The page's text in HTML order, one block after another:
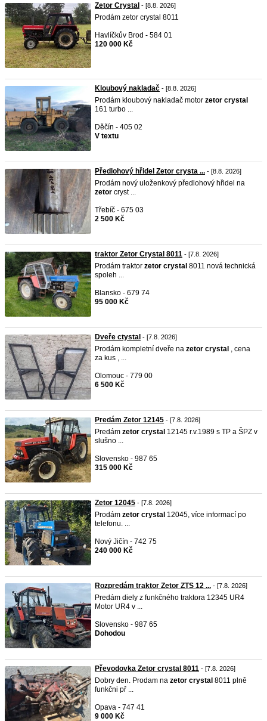
Zetor Crystal - [8.8. 2026]
Prodám zetor crystal 8011
Havlíčkův Brod - 584 01
120 000 Kč
Kloubový nakladač - [8.8. 2026]
Prodám kloubový nakladač motor zetor crystal
161 turbo ...
Děčín - 405 02
V textu
Předlohový hřidel Zetor crysta ... - [8.8. 2026]
Prodám nový uloženkový předlohový hřidel na
zetor cryst ...
Třebíč - 675 03
2 500 Kč
traktor Zetor Crystal 8011 - [7.8. 2026]
Prodám traktor zetor crystal 8011 nová technická
spoleh ...
Blansko - 679 74
95 000 Kč
Dveře ctystal - [7.8. 2026]
Prodám kompletní dveře na zetor crystal , cena
za kus , ...
Olomouc - 779 00
6 500 Kč
Predám Zetor 12145 - [7.8. 2026]
Predám zetor crystal 12145 r.v.1989 s TP a ŠPZ v
slušno ...
Slovensko - 987 65
315 000 Kč
Zetor 12045 - [7.8. 2026]
Prodám zetor crystal 12045, více informací po
telefonu. ...
Nový Jičín - 742 75
240 000 Kč
Rozpredám traktor Zetor ZTS 12 ... - [7.8. 2026]
Predám diely z funkčného traktora 12345 UR4
Motor UR4 v ...
Slovensko - 987 65
Dohodou
Převodovka Zetor crystal 8011 - [7.8. 2026]
Dobry den. Prodam na zetor crystal 8011 plně
funkčni př ...
Opava - 747 41
9 000 Kč